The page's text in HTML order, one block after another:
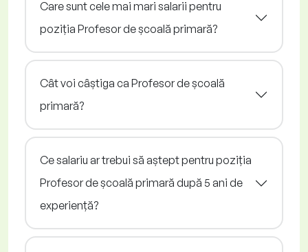
Care sunt cele mai mari salarii pentru
poziția Profesor de școală primară?
Cât voi câștiga ca Profesor de școală
primară?
Ce salariu ar trebui să aștept pentru poziția
Profesor de școală primară după 5 ani de
experiență?